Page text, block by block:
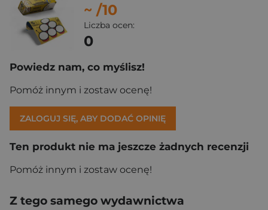
~ /10
Liczba ocen:
0
Powiedz nam, co myślisz!
Pomóż innym i zostaw ocenę!
ZALOGUJ SIĘ, ABY DODAĆ OPINIĘ
Ten produkt nie ma jeszcze żadnych recenzji
Pomóż innym i zostaw ocenę!
Z tego samego wydawnictwa